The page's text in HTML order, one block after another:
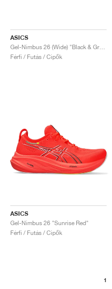
ASICS
Férfi / Futás / Cipők
ASICS
Gel-Nimbus 26 "Sunrise Red"
Férfi / Futás / Cipők
1